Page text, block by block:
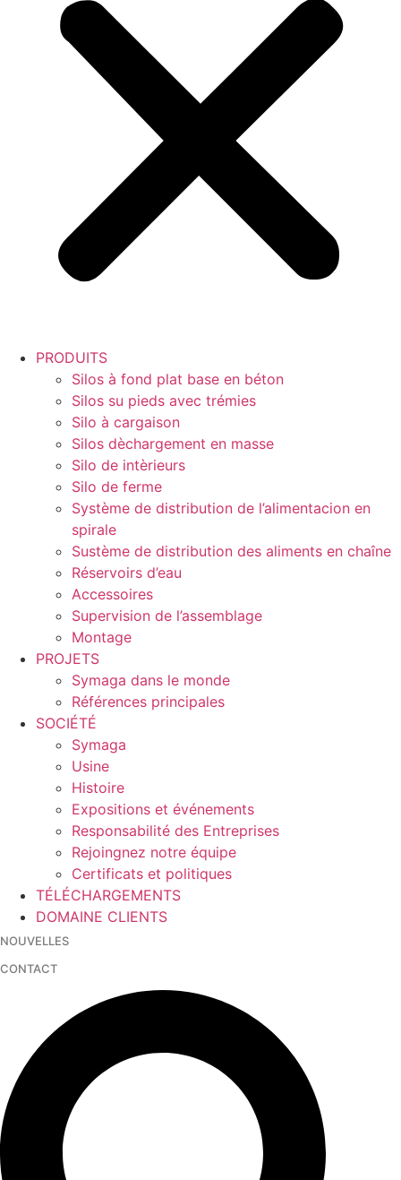
PRODUITS
Silos à fond plat base en béton
Silos su pieds avec trémies
Silo à cargaison
Silos dèchargement en masse
Silo de intèrieurs
Silo de ferme
Système de distribution de l’alimentacion en
spirale
Sustème de distribution des aliments en chaîne
Réservoirs d’eau
Accessoires
Supervision de l’assemblage
Montage
PROJETS
Symaga dans le monde
Références principales
SOCIÉTÉ
Symaga
Usine
Histoire
Expositions et événements
Responsabilité des Entreprises
Rejoingnez notre équipe
Certificats et politiques
TÉLÉCHARGEMENTS
DOMAINE CLIENTS
NOUVELLES
CONTACT